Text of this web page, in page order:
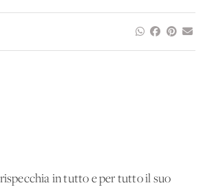
in tutto e per tutto il suo